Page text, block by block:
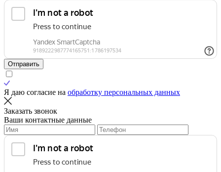
Отправить
Я даю согласие на обработку персональных данных
Заказать звонок
Ваши контактные данные